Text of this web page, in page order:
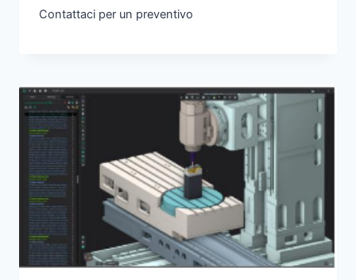
Contattaci per un preventivo